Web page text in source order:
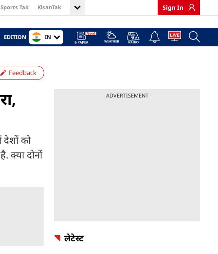
Sports Tak KisanTak Sign In
EDITION IN
Feedback
देशों को
क्या दोनों
ADVERTISEMENT
लेटेस्ट